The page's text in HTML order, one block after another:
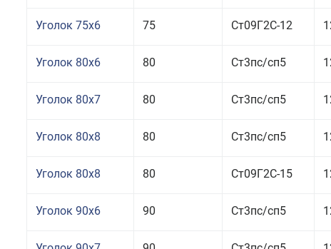
Уголок 75x6 75 Ст09Г2С-12
Уголок 80x6 80 Ст3пс/сп5
Уголок 80x7 80 Ст3пс/сп5
Уголок 80x8 80 Ст3пс/сп5
Уголок 80x8 80 Ст09Г2С-15
Уголок 90x6 90 Ст3пс/сп5